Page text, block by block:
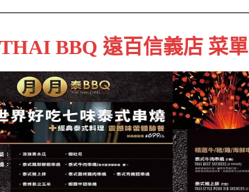
BBQ 遠百信義店 菜單